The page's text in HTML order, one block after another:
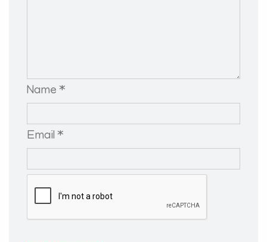
Name *
Email *